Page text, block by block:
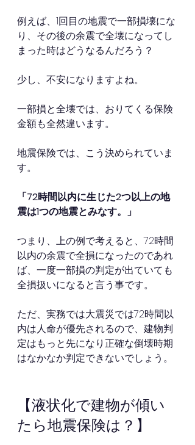
例えば、1回目の地震で一部損壊にな
り、その後の余震で全壊になってし
まった時はどうなるんだろう？
少し、不安になりますよね。
一部損と全壊では、おりてくる保険
金額も全然違います。
地震保険では、こう決められていま
す。
「72時間以内に生じた2つ以上の地
震は1つの地震とみなす。」
つまり、上の例で考えると、72時間
以内の余震で全損になったのであれ
ば、一度一部損の判定が出ていても
全損扱いになると言う事です。
ただ、実務では大震災では72時間以
内は人命が優先されるので、建物判
定はもっと先になり正確な倒壊時期
はなかなか判定できないでしょう。
【液状化で建物が傾い
たら地震保険は？】